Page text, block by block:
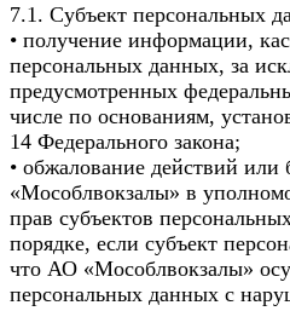
7.1. Субъект персональных
• получение информации,
персональных данных, за
предусмотренных
числе по основаниям,
14 Федерального закона;
• обжалование действий или
«Мособлвокзалы» в
прав субъектов
порядке, если субъект
что АО «Мособлвокзалы»
персональных данных с